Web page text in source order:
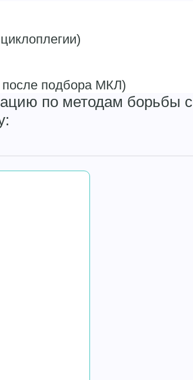
после подбора МКЛ)
по методам борьбы с